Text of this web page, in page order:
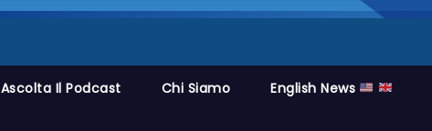
Ascolta Il Podcast Chi Siamo English News